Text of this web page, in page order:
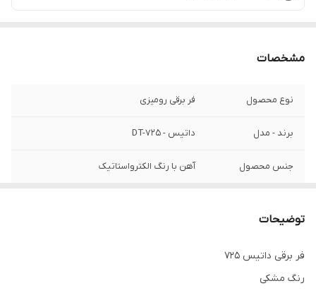
مشخصات
نوع محصول فر برقی رومیزی
برند - مدل داتیس - DT-725
جنس محصول آهن با رنگ الکترواستاتیک
جنس داخل
توضیحات
فر برقی داتیس 725
رنگ مشکی